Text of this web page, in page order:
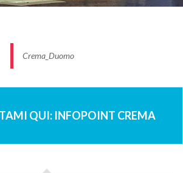
Crema_Duomo
QUI: INFOPOINT CREMA